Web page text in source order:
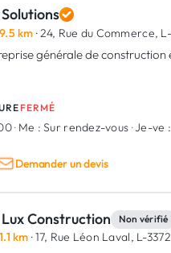
Solutions
9.5 km · 24, Rue du Commerce,
générale de
FERMÉ
· Me : Sur rendez-vous ·Je-ve :
Demander un devis
Lux Construction Non vérifié
1.1 km · 17, Rue Léon Laval, L-